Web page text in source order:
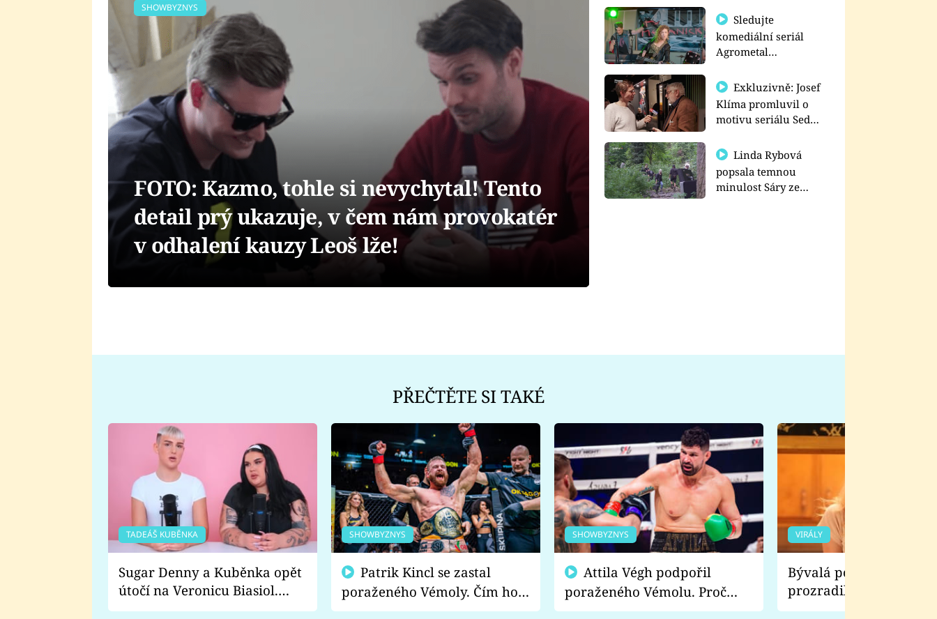
Sledujte
komediální seriál
Agrometal
prima+
Exkluzivně: Josef
Klíma promluvil o
motivu seriálu Sedm
Linda Rybová
popsala temnou
minulost Sáry ze
SHOWBYZNYS
FOTO: Kazmo, tohle si nevychytal! Tento
detail prý ukazuje, v čem nám provokatér
v odhalení kauzy Leoš lže!
PŘEČTĚTE SI TAKÉ
TADEÁŠ KUBĚNKA
Sugar Denny a Kuběnka opět
útočí na Veronicu Biasiol.
Proč je podle nich falešná a
SHOWBYZNYS
poraženého Vémoly. Čím ho
fanoušci naštvali?
SHOWBYZNYS
poraženého Vémolu. Proč
chce raději zápasit s ním než
VIRÁLY
Bývalá pornoherečka
prozradila, co ji
natáčení Euforie.